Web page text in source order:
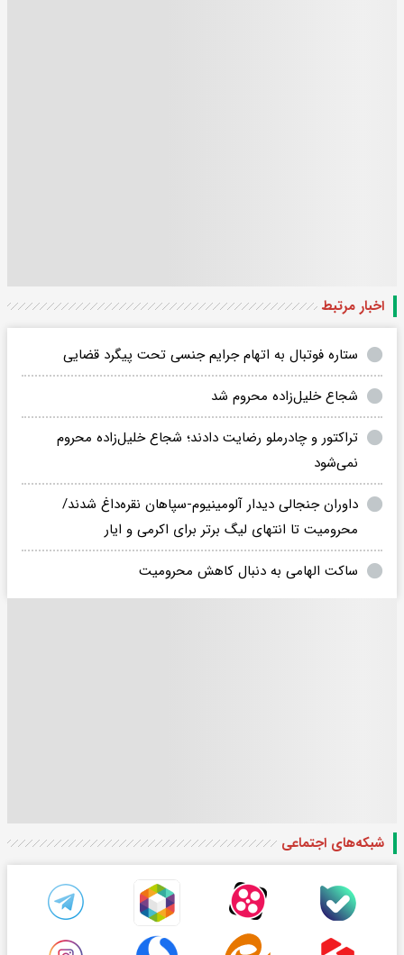
اخبار مرتبط
ستاره فوتبال به اتهام جرایم جنسی تحت پیگرد قضایی
شجاع خلیل‌زاده محروم شد
تراکتور و چادرملو رضایت دادند؛ شجاع خلیل‌زاده محروم
نمی‌شود
داوران جنجالی دیدار آلومینیوم-سپاهان نقره‌داغ شدند/
محرومیت تا انتهای لیگ برتر برای اکرمی و ایار
ساکت الهامی به دنبال کاهش محرومیت
شبکه‌های اجتماعی